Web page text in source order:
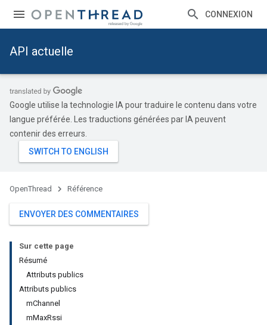
CONNEXION
API actuelle
Google utilise la technologie IA pour traduire le contenu dans votre
langue préférée. Les traductions générées par IA peuvent
contenir des erreurs.
OpenThread Référence
ENVOYER DES COMMENTAIRES
Sur cette page
Résumé
Attributs publics
Attributs publics
mChannel
mMaxRssi